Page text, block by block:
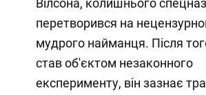
Вілсона, колишнього
перетворився на
мудрого найманця. Після
став об'єктом незаконного
експерименту, він зазнає